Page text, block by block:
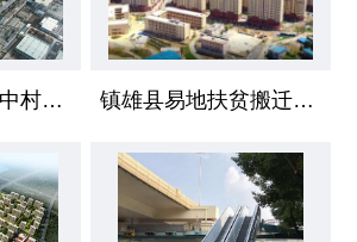
保定市主城区城中村安置区项目 镇雄县易地扶贫搬迁工程